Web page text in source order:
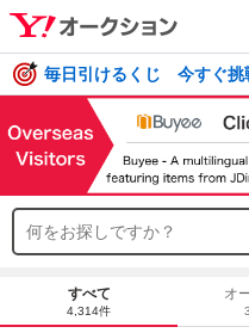
毎日引けるくじ 今すぐ挑
すべて
4,314件
オ